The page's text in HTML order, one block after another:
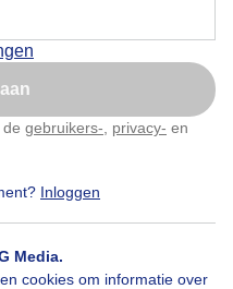
gebruikers- privacy- en
Inloggen
Media.
cookies om informatie over
04-2026, 234x bekeken
later
te passen